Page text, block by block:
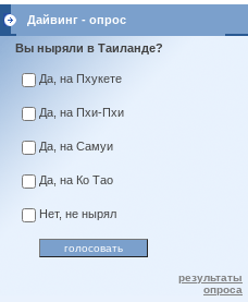
Дайвинг - опрос
Вы ныряли в Таиланде?
Да, на Пхукете
Да, на Пхи-Пхи
Да, на Самуи
Да, на Ко Тао
Нет, не нырял
результаты
опроса